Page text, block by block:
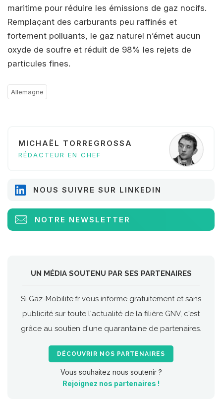
maritime pour réduire les émissions de gaz nocifs.
Remplaçant des carburants peu raffinés et
fortement polluants, le gaz naturel n’émet aucun
oxyde de soufre et réduit de 98% les rejets de
particules fines.
Allemagne
MICHAËL TORREGROSSA
RÉDACTEUR EN CHEF
NOUS SUIVRE SUR LINKEDIN
NOTRE NEWSLETTER
UN MÉDIA SOUTENU PAR SES PARTENAIRES
Si Gaz-Mobilite.fr vous informe gratuitement et sans
publicité sur toute l'actualité de la filière GNV, c'est
grâce au soutien d'une quarantaine de partenaires.
DÉCOUVRIR NOS PARTENAIRES
Vous souhaitez nous soutenir ?
Rejoignez nos partenaires !